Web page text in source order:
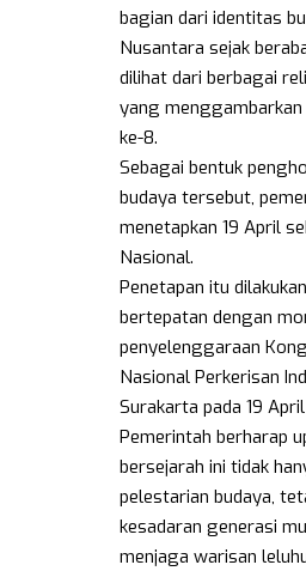
bagian dari identitas
Nusantara sejak
dilihat dari berbagai
yang menggambarkan
ke-8.
Sebagai bentuk
budaya tersebut,
menetapkan 19 April
Nasional.
Penetapan itu
bertepatan dengan
penyelenggaraan
Nasional Perkerisan
Surakarta pada 19
Pemerintah berharap
bersejarah ini tidak
pelestarian budaya,
kesadaran generasi
menjaga warisan